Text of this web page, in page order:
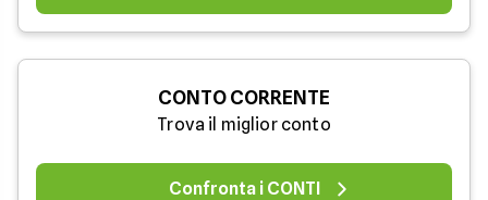
CONTO CORRENTE
Trova il miglior conto
Confronta i CONTI